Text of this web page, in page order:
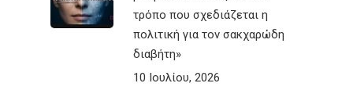
τρόπο που σχεδιάζεται η
πολιτική για τον σακχαρώδη
διαβήτη»
10 Ιουλίου, 2026